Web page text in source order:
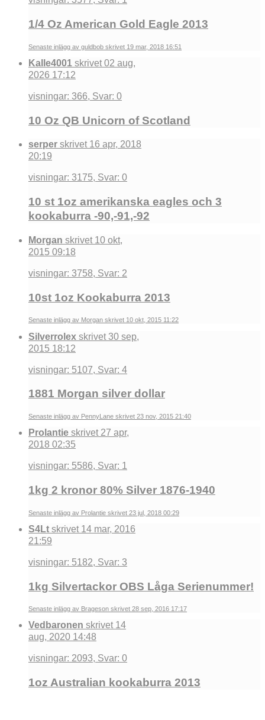
1/4 Oz American Gold Eagle 2013
Senaste inlägg av guldbob skrivet 19 mar, 2018 16:51
Kalle4001 skrivet 02 aug,
2026 17:12
visningar: 366, Svar: 0
10 Oz QB Unicorn of Scotland
serper skrivet 16 apr, 2018
20:19
visningar: 3175, Svar: 0
10 st 1oz amerikanska eagles och 3
kookaburra -90,-91,-92
Morgan skrivet 10 okt,
2015 09:18
visningar: 3758, Svar: 2
10st 1oz Kookaburra 2013
Senaste inlägg av Morgan skrivet 10 okt, 2015 11:22
Silverrolex skrivet 30 sep,
2015 18:12
visningar: 5107, Svar: 4
1881 Morgan silver dollar
Senaste inlägg av PennyLane skrivet 23 nov, 2015 21:40
Prolantie skrivet 27 apr,
2018 02:35
visningar: 5586, Svar: 1
1kg 2 kronor 80% Silver 1876-1940
Senaste inlägg av Prolantie skrivet 23 jul, 2018 00:29
S4Lt skrivet 14 mar, 2016
21:59
visningar: 5182, Svar: 3
1kg Silvertackor OBS Låga Serienummer!
Senaste inlägg av Brageson skrivet 28 sep, 2016 17:17
Vedbaronen skrivet 14
aug, 2020 14:48
visningar: 2093, Svar: 0
1oz Australian kookaburra 2013